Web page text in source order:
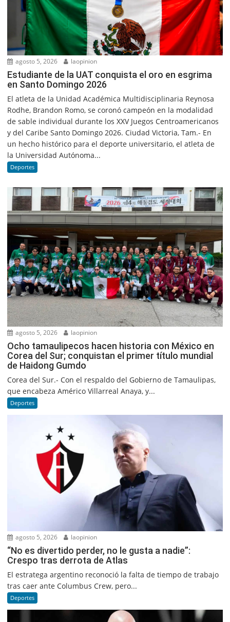
agosto 5, 2026 laopinion
Estudiante de la UAT conquista el oro en esgrima
en Santo Domingo 2026
El atleta de la Unidad Académica Multidisciplinaria Reynosa
Rodhe, Brandon Romo, se coronó campeón en la modalidad
de sable individual durante los XXV Juegos Centroamericanos
y del Caribe Santo Domingo 2026. Ciudad Victoria, Tam.- En
un hecho histórico para el deporte universitario, el atleta de
la Universidad Autónoma...
Deportes
agosto 5, 2026 laopinion
Ocho tamaulipecos hacen historia con México en
Corea del Sur; conquistan el primer título mundial
de Haidong Gumdo
Corea del Sur.- Con el respaldo del Gobierno de Tamaulipas,
que encabeza Américo Villarreal Anaya, y...
Deportes
agosto 5, 2026 laopinion
“No es divertido perder, no le gusta a nadie”:
Crespo tras derrota de Atlas
El estratega argentino reconoció la falta de tiempo de trabajo
tras caer ante Columbus Crew, pero...
Deportes